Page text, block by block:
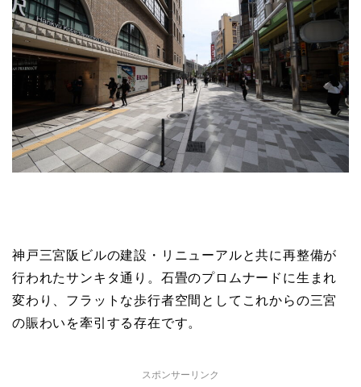
神戸三宮阪ビルの建設・リニューアルと共に再整備が
行われたサンキタ通り。石畳のプロムナードに生まれ
変わり、フラットな歩行者空間としてこれからの三宮
の賑わいを牽引する存在です。
スポンサーリンク